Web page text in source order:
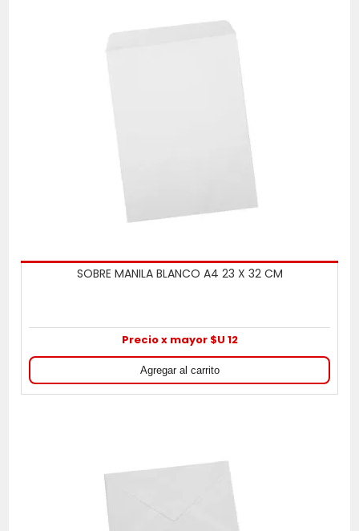
SOBRE MANILA BLANCO A4 23 X 32 CM
Precio x mayor $U 12